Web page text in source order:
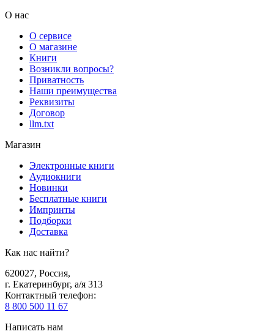
О нас
О сервисе
О магазине
Книги
Возникли вопросы?
Приватность
Наши преимущества
Реквизиты
Договор
llm.txt
Магазин
Электронные книги
Аудиокниги
Новинки
Бесплатные книги
Импринты
Подборки
Доставка
Как нас найти?
620027, Россия,
г. Екатеринбург, а/я 313
Контактный телефон:
8 800 500 11 67
Написать нам